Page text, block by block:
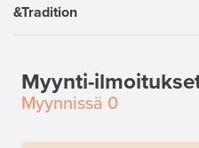
&Tradition
Myynti-
Myynnissä 0